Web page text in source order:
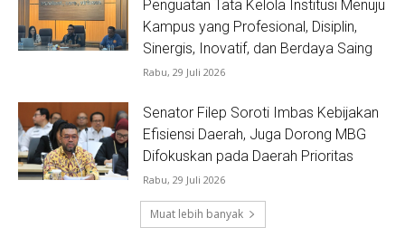
Penguatan Tata Kelola Institusi Menuju
Kampus yang Profesional, Disiplin,
Sinergis, Inovatif, dan Berdaya Saing
Rabu, 29 Juli 2026
Senator Filep Soroti Imbas Kebijakan
Efisiensi Daerah, Juga Dorong MBG
Difokuskan pada Daerah Prioritas
Rabu, 29 Juli 2026
Muat lebih banyak